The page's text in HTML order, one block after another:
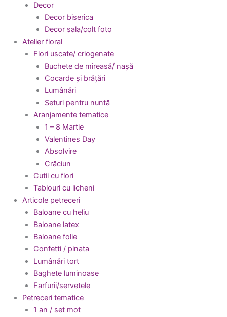
Decor
Decor biserica
Decor sala/colt foto
Atelier floral
Flori uscate/ criogenate
Buchete de mireasă/ nașă
Cocarde și brățări
Lumânări
Seturi pentru nuntă
Aranjamente tematice
1 – 8 Martie
Valentines Day
Absolvire
Crăciun
Cutii cu flori
Tablouri cu licheni
Articole petreceri
Baloane cu heliu
Baloane latex
Baloane folie
Confetti / pinata
Lumânări tort
Baghete luminoase
Farfurii/servetele
Petreceri tematice
1 an / set mot